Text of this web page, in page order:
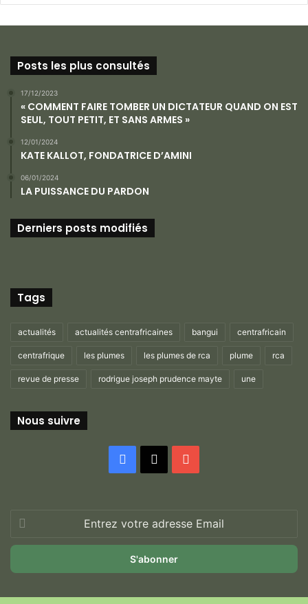
Posts les plus consultés
17/12/2023
« COMMENT FAIRE TOMBER UN DICTATEUR QUAND ON EST
SEUL, TOUT PETIT, ET SANS ARMES »
12/01/2024
KATE KALLOT, FONDATRICE D’AMINI
06/01/2024
LA PUISSANCE DU PARDON
Derniers posts modifiés
Tags
actualités actualités centrafricaines bangui centrafricain
centrafrique les plumes les plumes de rca plume rca
revue de presse rodrigue joseph prudence mayte une
Nous suivre
Facebook
votre
adresse